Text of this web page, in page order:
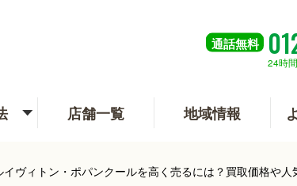
通話無料
24時
店舗一覧 地域情報
イヴィトン・ポパンクールを高く売るには？買取価格や人